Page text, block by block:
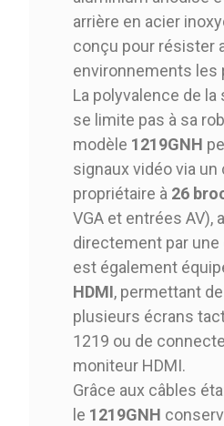
arrière en acier
conçu pour résister
environnements les
La polyvalence de la
se limite pas à sa
modèle 1219GNH
signaux vidéo via un
propriétaire à 26
VGA et entrées AV),
directement par une
est également
HDMI, permettant
plusieurs écrans
1219 ou de
moniteur HDMI.
Grâce aux câbles
le 1219GNH